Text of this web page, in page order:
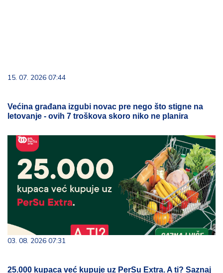
15. 07. 2026 07:44
Većina građana izgubi novac pre nego što stigne na
letovanje - ovih 7 troškova skoro niko ne planira
03. 08. 2026 07:31
25.000 kupaca već kupuje uz PerSu Extra. A ti? Saznaj